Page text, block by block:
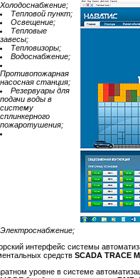
Холодоснабжение;
Тепловой пункт;
Освещение;
Тепловые
завесы;
Тепловизоры;
Водоснабжение;
Противопожарная
насосная станция;
Резервуары для
подачи воды в
систему
сплинкерного
пожаротушения;
Электроснабжение;
интерфейс системы
средств SCADA TRACE
уровне в системе